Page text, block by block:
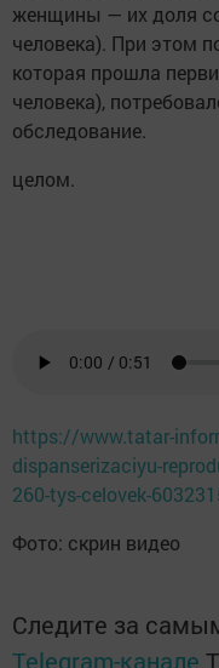
женщины — их доля
человека). При этом
которая прошла
человека),
обследование.
целом.
https://www.tatar-
dispanserizaciyu-
260-tys-celovek-
Фото: скрин видео
Следите за
Telegram-канале